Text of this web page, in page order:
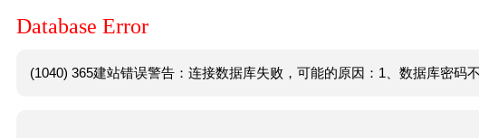
Database Error
(1040) 365建站错误警告：连接数据库失败，可能的原因：1、数据库密码